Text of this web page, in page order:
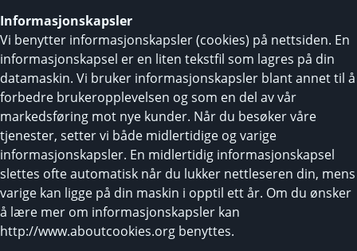
Informasjonskapsler
Vi benytter informasjonskapsler (cookies) på nettsiden. En
informasjonskapsel er en liten tekstfil som lagres på din
datamaskin. Vi bruker informasjonskapsler blant annet til å
forbedre brukeropplevelsen og som en del av vår
markedsføring mot nye kunder. Når du besøker våre
tjenester, setter vi både midlertidige og varige
informasjonskapsler. En midlertidig informasjonskapsel
slettes ofte automatisk når du lukker nettleseren din, mens
varige kan ligge på din maskin i opptil ett år. Om du ønsker
å lære mer om informasjonskapsler kan
http://www.aboutcookies.org benyttes.